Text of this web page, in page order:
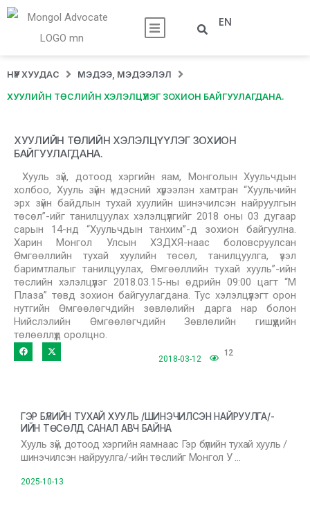
EN
НҮҮР ХУУДАС МЭДЭЭ, МЭДЭЭЛЭЛ
ХУУЛИЙН ТӨСЛИЙН ХЭЛЭЛЦҮҮЛЭГ ЗОХИОН БАЙГУУЛАГДАНА.
ХУУЛИЙН ТӨСЛИЙН ХЭЛЭЛЦҮҮЛЭГ ЗОХИОН
БАЙГУУЛАГДАНА.
Хууль зүй, дотоод хэргийн яам, Монголын Хуульчдын
холбоо, Хууль зүйн үндэсний хүрээлэн хамтран “Хуульчийн
эрх зүйн байдлын тухай хуулийн шинэчилсэн найруулгын
төсөл”-ийг танилцуулах хэлэлцүүлгийг 2018 оны 03 дугаар
сарын 14-нд “Хуульчдын танхим”-д зохион байгуулна.
Харин Монгол Улсын ХЗДХЯ-наас боловсруулсан
Өмгөөллийн тухай хуулийн төсөл, танилцуулга, үзэл
баримтлалыг танилцуулах, Өмгөөллийн тухай хууль”-ийн
төслийн хэлэлцүүлэг 2018.03.15-ны өдрийн 09:00 цагт “М
Плаза” төвд зохион байгуулагдана. Тус хэлэлцүүлэгт орон
нутгийн Өмгөөлөгчдийн зөвлөлийн дарга нар болон
Нийслэлийн Өмгөөлөгчдийн Зөвлөлийн гишүүдийн
төлөөллүүд оролцно.
2018-03-12
12
ГЭР БҮЛИЙН ТУХАЙ ХУУЛЬ /ШИНЭЧИЛСЭН НАЙРУУЛГА/-
ИЙН ТӨСӨЛД САНАЛ АВЧ БАЙНА
Хууль зүй, дотоод хэргийн яамнаас Гэр бүлийн тухай хууль /
шинэчилсэн найруулга/-ийн төслийг Монгол У …
2025-10-13